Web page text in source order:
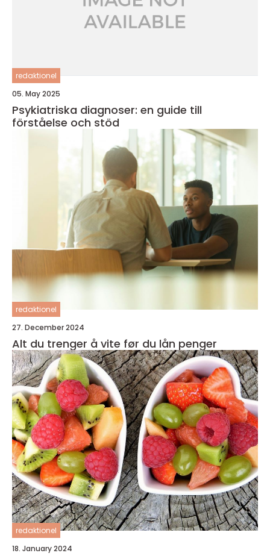
redaktionel
05. May 2025
Psykiatriska diagnoser: en guide till
förståelse och stöd
redaktionel
27. December 2024
Alt du trenger å vite før du lån penger
redaktionel
18. January 2024